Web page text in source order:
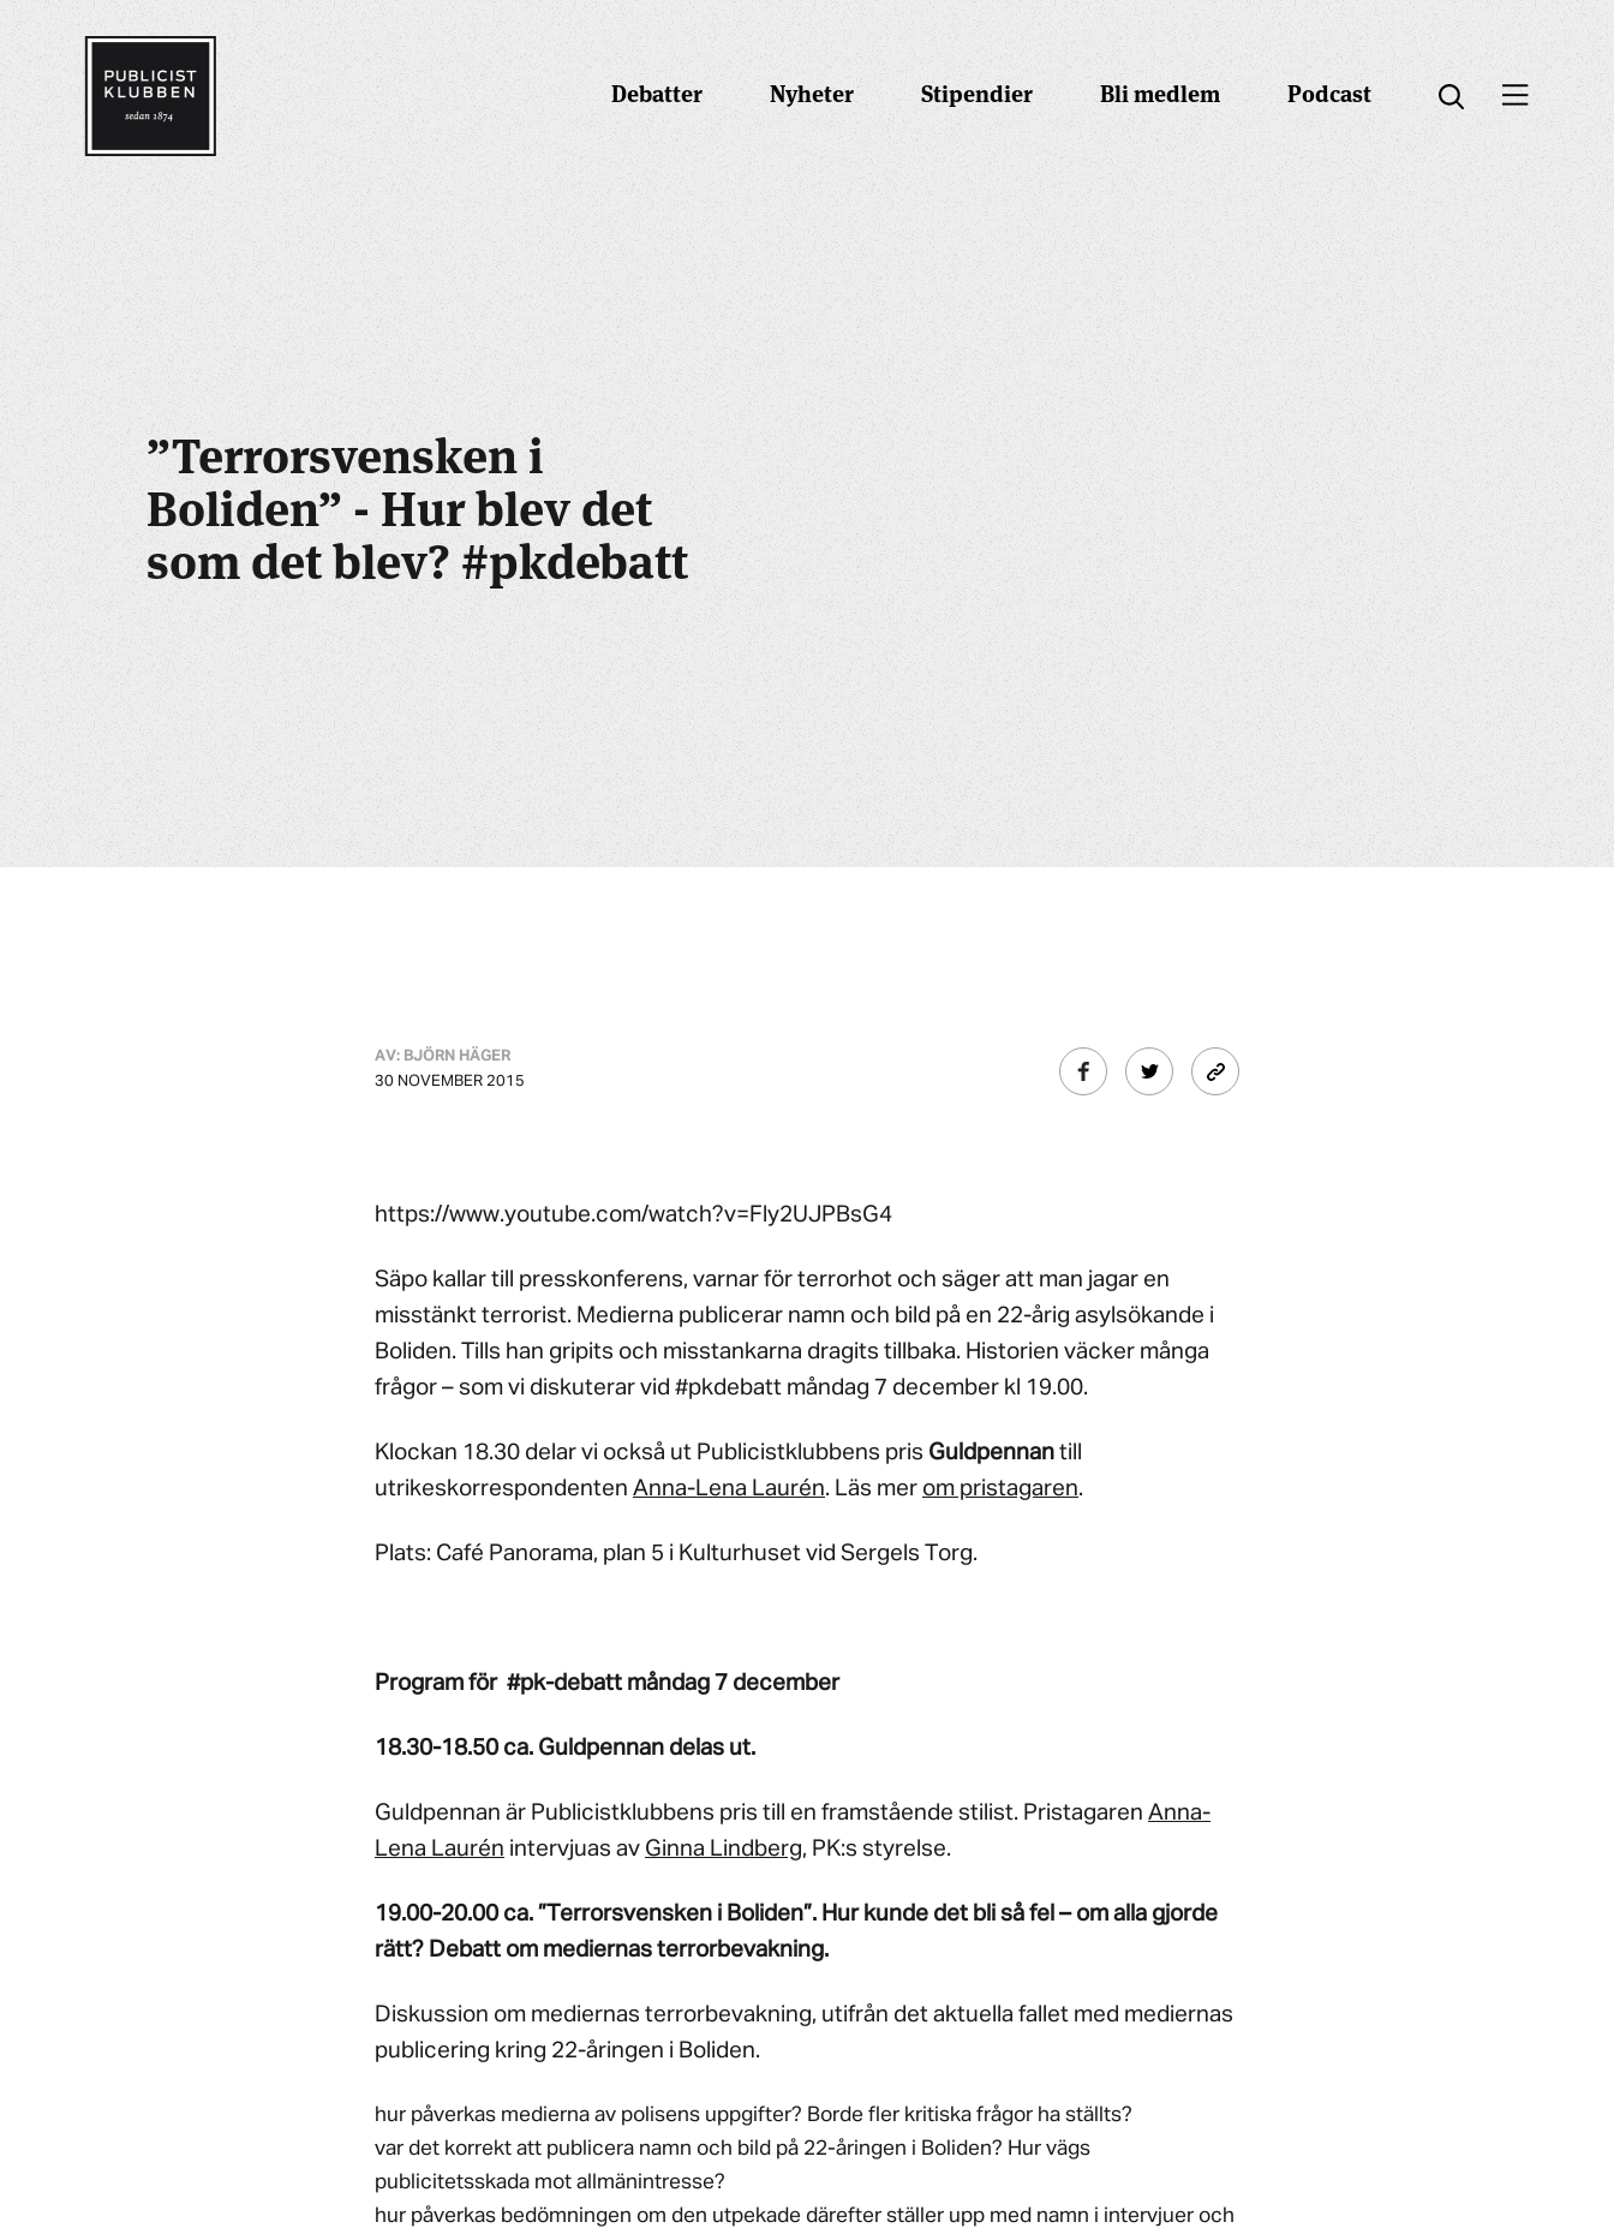
Debatter Nyheter Stipendier Bli medlem Podcast Öppna sök
Öppna menyn
”Terrorsvensken i
Boliden” - Hur blev det
som det blev? #pkdebatt
AV: BJÖRN HÄGER
30 NOVEMBER 2015
https://www.youtube.com/watch?v=Fly2UJPBsG4
Säpo kallar till presskonferens, varnar för terrorhot och säger att man jagar en
misstänkt terrorist. Medierna publicerar namn och bild på en 22-årig asylsökande i
Boliden. Tills han gripits och misstankarna dragits tillbaka. Historien väcker många
frågor – som vi diskuterar vid #pkdebatt måndag 7 december kl 19.00.
Klockan 18.30 delar vi också ut Publicistklubbens pris Guldpennan till
utrikeskorrespondenten Anna-Lena Laurén. Läs mer om pristagaren.
Plats: Café Panorama, plan 5 i Kulturhuset vid Sergels Torg.
Program för #pk-debatt måndag 7 december
18.30-18.50 ca. Guldpennan delas ut.
Guldpennan är Publicistklubbens pris till en framstående stilist. Pristagaren Anna-
Lena Laurén intervjuas av Ginna Lindberg, PK:s styrelse.
19.00-20.00 ca. ”Terrorsvensken i Boliden”. Hur kunde det bli så fel – om alla gjorde
rätt? Debatt om mediernas terrorbevakning.
Diskussion om mediernas terrorbevakning, utifrån det aktuella fallet med mediernas
publicering kring 22-åringen i Boliden.
hur påverkas medierna av polisens uppgifter? Borde fler kritiska frågor ha ställts?
var det korrekt att publicera namn och bild på 22-åringen i Boliden? Hur vägs
publicitetsskada mot allmänintresse?
hur påverkas bedömningen om den utpekade därefter ställer upp med namn i intervjuer och